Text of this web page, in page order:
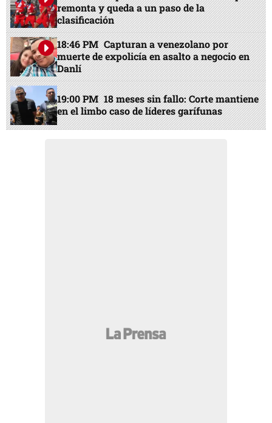
remonta y queda a un paso de la
clasificación
18:46 PM Capturan a venezolano por
muerte de expolicía en asalto a negocio en
Danlí
19:00 PM 18 meses sin fallo: Corte mantiene
en el limbo caso de líderes garífunas